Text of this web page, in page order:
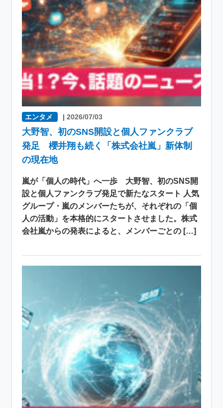
エンタメ |2026/07/03
大野智、初のSNS開設と個人ファンクラブ
発足 櫻井翔も続く「株式会社嵐」新体制
の現在地
嵐が「個人の時代」へ一歩 大野智、初のSNS開
設と個人ファンクラブ発足で新たなスタート 人気
グループ・嵐のメンバーたちが、それぞれの「個
人の活動」を本格的にスタートさせました。株式
会社嵐からの発表によると、メンバーごとの […]